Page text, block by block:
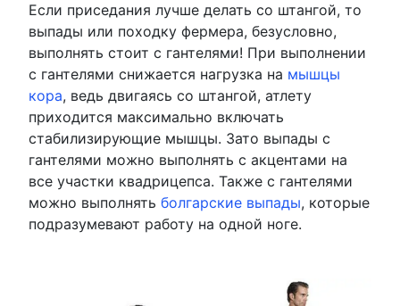
Если приседания лучше делать со штангой, то
выпады или походку фермера, безусловно,
выполнять стоит с гантелями! При выполнении
с гантелями снижается нагрузка на мышцы
кора, ведь двигаясь со штангой, атлету
приходится максимально включать
стабилизирующие мышцы. Зато выпады с
гантелями можно выполнять с акцентами на
все участки квадрицепса. Также с гантелями
можно выполнять болгарские выпады, которые
подразумевают работу на одной ноге.